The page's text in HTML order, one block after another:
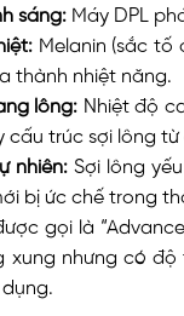
sáng:Máy DPL
Melanin (sắc tố
thành nhiệt năng.
lông: Nhiệt độ
cấu trúc sợi lông từ
nhiên: Sợi lông
bị ức chế trong
gọi là
xung nhưng có